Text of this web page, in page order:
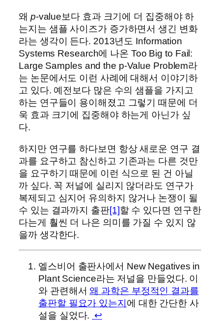
왜 p-value보다 효과 크기에 더 집중해야 하
는지는 샘플 사이즈가 증가하면서 생긴 변화
라는 생각이 든다. 2013년도 Information
Systems Research에 나온 Too Big to Fail:
Large Samples and the p-Value Problem라
는 논문에서도 이런 사례에 대해서 이야기하
고 있다. 예전보다 많은 수의 샘플을 가지고
하는 연구들이 용이해졌고 그렇기 때문에 더
욱 효과 크기에 집중해야 하는게 아닌가 싶
다.
하지만 연구를 하다보면 항상 새로운 연구 결
과를 요구하고 참신하고 기존과는 다른 것만
을 요구하기 때문에 이런 식으로 된 건 아닐
까 싶다. 꼭 저널에 실리지 않더라도 연구가
복제되고 심지어 유의하지 않거나 논쟁이 될
수 있는 결과까지 출판[1]할 수 있다면 연구한
다는게 훨씬 더 나은 의미를 가질 수 있지 않
을까 생각한다.
엘스비어 출판사에서 New Negatives in
Plant Science라는 저널을 만들었다. 이
와 관련해서 왜 과학은 부정적인 결과를
출판할 필요가 있는지에 대한 간단한 사
설을 실었다. ↩